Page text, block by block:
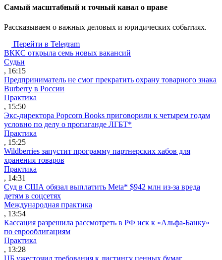
Cамый масштабный и точный канал о праве
Рассказываем о важных деловых и юридических событиях.
Перейти в Telegram
ВККС открыла семь новых вакансий
Судьи
, 16:15
Предприниматель не смог прекратить охрану товарного знака
Burberry в России
Практика
, 15:50
Экс-директора Popcorn Books приговорили к четырем годам
условно по делу о пропаганде ЛГБТ*
Практика
, 15:25
Wildberries запустит программу партнерских хабов для
хранения товаров
Практика
, 14:31
Суд в США обязал выплатить Meta* $942 млн из-за вреда
детям в соцсетях
Международная практика
, 13:54
Кассация разрешила рассмотреть в РФ иск к «Альфа-Банку»
по еврооблигациям
Практика
, 13:28
ЦБ ужесточил требования к листингу ценных бумаг